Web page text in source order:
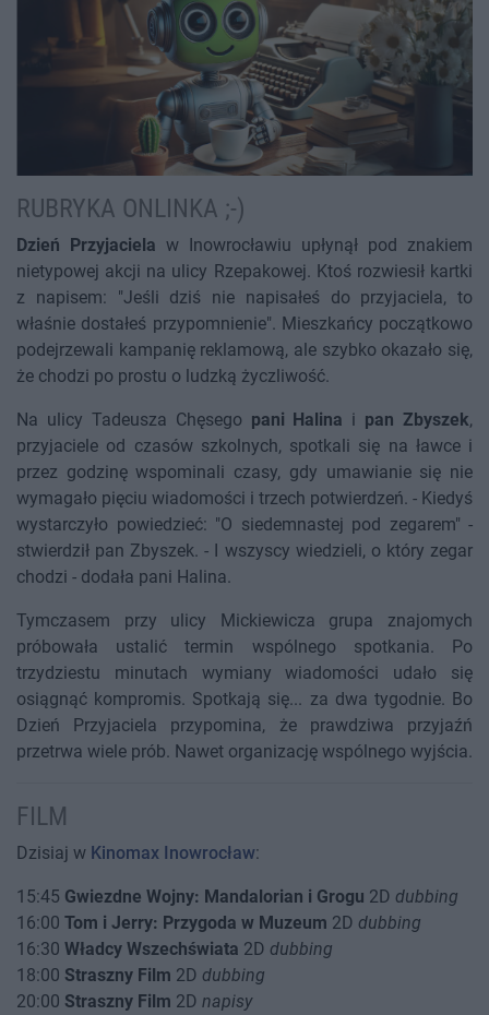
RUBRYKA ONLINKA ;-)
Dzień Przyjaciela w Inowrocławiu upłynął pod znakiem
nietypowej akcji na ulicy Rzepakowej. Ktoś rozwiesił kartki
z napisem: "Jeśli dziś nie napisałeś do przyjaciela, to
właśnie dostałeś przypomnienie". Mieszkańcy początkowo
podejrzewali kampanię reklamową, ale szybko okazało się,
że chodzi po prostu o ludzką życzliwość.
Na ulicy Tadeusza Chęsego pani Halina i pan Zbyszek,
przyjaciele od czasów szkolnych, spotkali się na ławce i
przez godzinę wspominali czasy, gdy umawianie się nie
wymagało pięciu wiadomości i trzech potwierdzeń. - Kiedyś
wystarczyło powiedzieć: "O siedemnastej pod zegarem" -
stwierdził pan Zbyszek. - I wszyscy wiedzieli, o który zegar
chodzi - dodała pani Halina.
Tymczasem przy ulicy Mickiewicza grupa znajomych
próbowała ustalić termin wspólnego spotkania. Po
trzydziestu minutach wymiany wiadomości udało się
osiągnąć kompromis. Spotkają się... za dwa tygodnie. Bo
Dzień Przyjaciela przypomina, że prawdziwa przyjaźń
przetrwa wiele prób. Nawet organizację wspólnego wyjścia.
FILM
Dzisiaj w Kinomax Inowrocław:
15:45 Gwiezdne Wojny: Mandalorian i Grogu 2D dubbing
16:00 Tom i Jerry: Przygoda w Muzeum 2D dubbing
16:30 Władcy Wszechświata 2D dubbing
18:00 Straszny Film 2D dubbing
20:00 Straszny Film 2D napisy